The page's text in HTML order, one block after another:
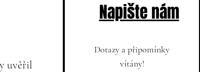
uvěřil
Napište nám
Dotazy a připomínky
vítány!